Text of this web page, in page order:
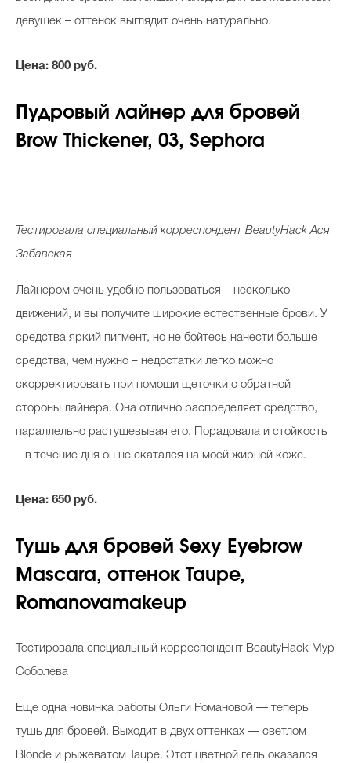
девушек – оттенок выглядит очень натурально.
Цена: 800 руб.
Пудровый лайнер для бровей
Brow Thickener, 03, Sephora
Тестировала специальный корреспондент BeautyHack Ася
Забавская
Лайнером очень удобно пользоваться – несколько
движений, и вы получите широкие естественные брови. У
средства яркий пигмент, но не бойтесь нанести больше
средства, чем нужно – недостатки легко можно
скорректировать при помощи щеточки с обратной
стороны лайнера. Она отлично распределяет средство,
параллельно растушевывая его. Порадовала и стойкость
– в течение дня он не скатался на моей жирной коже.
Цена: 650 руб.
Тушь для бровей Sexy Eyebrow
Mascara, оттенок Taupe,
Romanovamakeup
Тестировала специальный корреспондент BeautyHack Мур
Соболева
Еще одна новинка работы Ольги Романовой — теперь
тушь для бровей. Выходит в двух оттенках — светлом
Blonde и рыжеватом Taupe. Этот цветной гель оказался